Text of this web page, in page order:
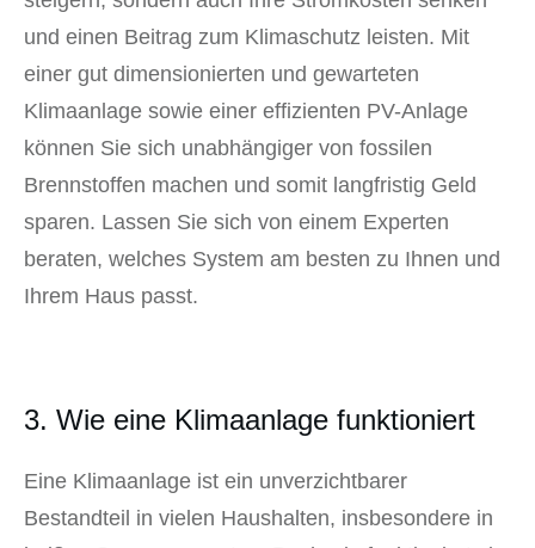
und einen Beitrag zum Klimaschutz leisten. Mit
einer gut dimensionierten und gewarteten
Klimaanlage sowie einer effizienten PV-Anlage
können Sie sich unabhängiger von fossilen
Brennstoffen machen und somit langfristig Geld
sparen. Lassen Sie sich von einem Experten
beraten, welches System am besten zu Ihnen und
Ihrem Haus passt.
3. Wie eine Klimaanlage funktioniert
Eine Klimaanlage ist ein unverzichtbarer
Bestandteil in vielen Haushalten, insbesondere in